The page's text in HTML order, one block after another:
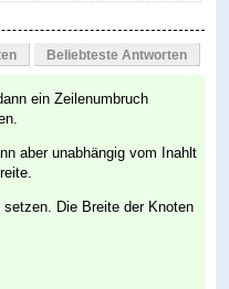
Beliebteste Antworten
ein Zeilenumbruch
aber unabhängig vom Inahlt
Die Breite der Knoten